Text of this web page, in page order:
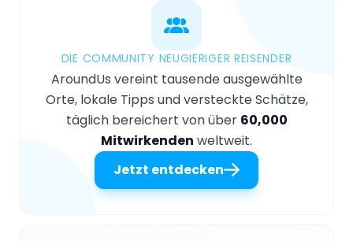
DIE COMMUNITY NEUGIERIGER REISENDER
AroundUs vereint tausende ausgewählte
Orte, lokale Tipps und versteckte Schätze,
täglich bereichert von über 60,000
Mitwirkenden weltweit.
Jetzt entdecken